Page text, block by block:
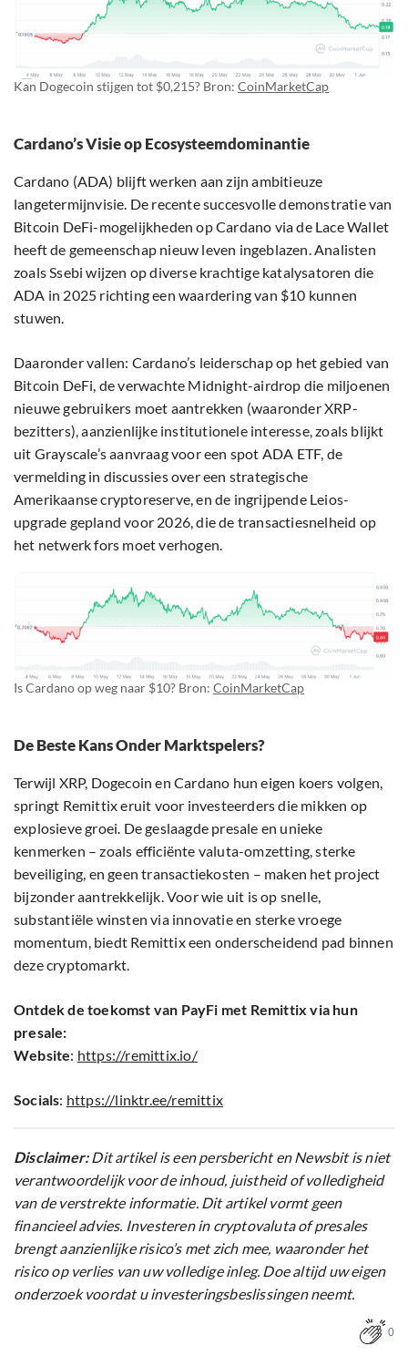
Kan Dogecoin stijgen tot $0,215? Bron: CoinMarketCap
Cardano’s Visie op Ecosysteemdominantie
Cardano (ADA) blijft werken aan zijn ambitieuze
langetermijnvisie. De recente succesvolle demonstratie van
Bitcoin DeFi-mogelijkheden op Cardano via de Lace Wallet
heeft de gemeenschap nieuw leven ingeblazen. Analisten
zoals Ssebi wijzen op diverse krachtige katalysatoren die
ADA in 2025 richting een waardering van $10 kunnen
stuwen.
Daaronder vallen: Cardano’s leiderschap op het gebied van
Bitcoin DeFi, de verwachte Midnight-airdrop die miljoenen
nieuwe gebruikers moet aantrekken (waaronder XRP-
bezitters), aanzienlijke institutionele interesse, zoals blijkt
uit Grayscale’s aanvraag voor een spot ADA ETF, de
vermelding in discussies over een strategische
Amerikaanse cryptoreserve, en de ingrijpende Leios-
upgrade gepland voor 2026, die de transactiesnelheid op
het netwerk fors moet verhogen.
Is Cardano op weg naar $10? Bron: CoinMarketCap
De Beste Kans Onder Marktspelers?
Terwijl XRP, Dogecoin en Cardano hun eigen koers volgen,
springt Remittix eruit voor investeerders die mikken op
explosieve groei. De geslaagde presale en unieke
kenmerken – zoals efficiënte valuta-omzetting, sterke
beveiliging, en geen transactiekosten – maken het project
bijzonder aantrekkelijk. Voor wie uit is op snelle,
substantiële winsten via innovatie en sterke vroege
momentum, biedt Remittix een onderscheidend pad binnen
deze cryptomarkt.
Ontdek de toekomst van PayFi met Remittix via hun
presale:
Website: https://remittix.io/
Socials: https://linktr.ee/remittix
Disclaimer:Dit artikel is een persbericht en Newsbit is niet
verantwoordelijk voor de inhoud, juistheid of volledigheid
van de verstrekte informatie. Dit artikel vormt geen
financieel advies. Investeren in cryptovaluta of presales
brengt aanzienlijke risico’s met zich mee, waaronder het
risico op verlies van uw volledige inleg. Doe altijd uw eigen
onderzoek voordat u investeringsbeslissingen neemt.
0